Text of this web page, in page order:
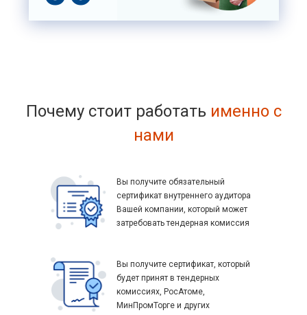
Почему стоит работать именно с
нами
Вы получите обязательный
сертификат внутреннего аудитора
Вашей компании, который может
затребовать тендерная комиссия
Вы получите сертификат, который
будет принят в тендерных
комиссиях, РосАтоме,
МинПромТорге и других